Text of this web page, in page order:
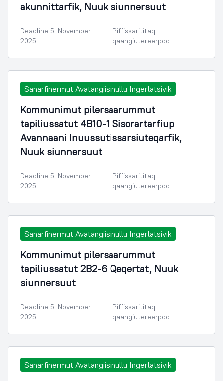
akunnittarfik, Nuuk siunnersuut
Deadline 5. November
2025
Piffissarititaq
qaangiutereerpoq
Sanarfinermut Avatangiisinullu Ingerlatsivik
Kommunimut pilersaarummut
tapiliussatut 4B10-1 Sisorartarfiup
Avannaani Inuussutissarsiuteqarfik,
Nuuk siunnersuut
Deadline 5. November
2025
Piffissarititaq
qaangiutereerpoq
Sanarfinermut Avatangiisinullu Ingerlatsivik
Kommunimut pilersaarummut
tapiliussatut 2B2-6 Qeqertat, Nuuk
siunnersuut
Deadline 5. November
2025
Piffissarititaq
qaangiutereerpoq
Sanarfinermut Avatangiisinullu Ingerlatsivik